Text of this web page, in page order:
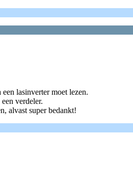
lasinverter moet lezen.
verdeler.
alvast super bedankt!